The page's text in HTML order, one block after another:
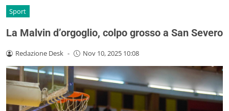
Sport
La Malvin d’orgoglio, colpo grosso a San Severo
Redazione Desk - Nov 10, 2025 10:08